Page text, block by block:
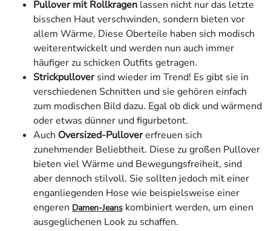
bisschen Haut verschwinden, sondern bieten vor
allem Wärme. Diese Oberteile haben sich modisch
weiterentwickelt und werden nun auch immer
häufiger zu schicken Outfits getragen.
Strickpulloversind wieder im Trend! Es gibt sie in
verschiedenen Schnitten und sie gehören einfach
zum modischen Bild dazu. Egal ob dick und wärmend
oder etwas dünner und figurbetont.
AuchOversized-Pullovererfreuen sich
zunehmender Beliebtheit. Diese zu großen Pullover
bieten viel Wärme und Bewegungsfreiheit, sind
aber dennoch stilvoll. Sie sollten jedoch mit einer
enganliegenden Hose wie beispielsweise einer
engerenDamen-Jeanskombiniert werden, um einen
ausgeglichenen Look zu schaffen.